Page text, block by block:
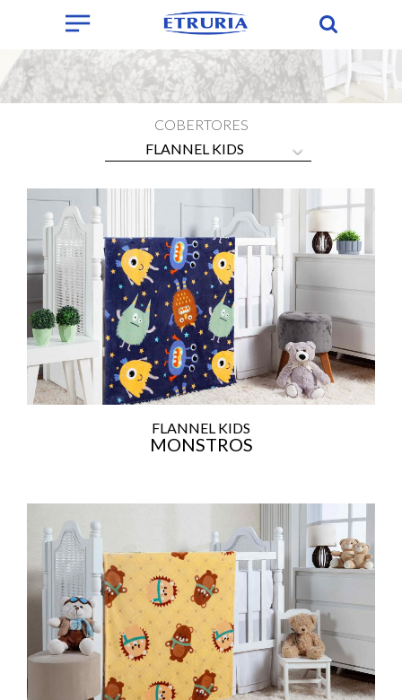
COBERTORES
FLANNEL KIDS
FLANNEL KIDS
MONSTROS